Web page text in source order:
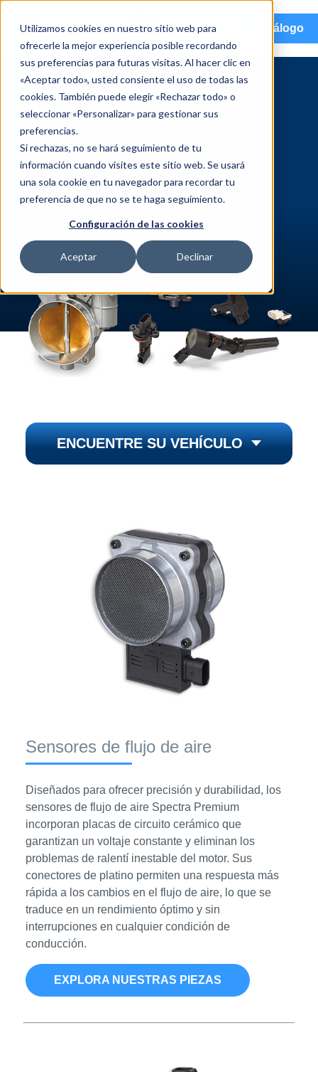
Utilizamos cookies en nuestro sitio web para
ofrecerle la mejor experiencia posible recordando
sus preferencias para futuras visitas. Al hacer clic en
«Aceptar todo», usted consiente el uso de todas las
cookies. También puede elegir «Rechazar todo» o
seleccionar «Personalizar» para gestionar sus
preferencias.
Si rechazas, no se hará seguimiento de tu
información cuando visites este sitio web. Se usará
una sola cookie en tu navegador para recordar tu
preferencia de que no se te haga seguimiento.
Configuración de las cookies
Aceptar Declinar
menu Catálogo
Gestión del
motor
Control más inteligente.
Potencia confiable.
ENCUENTRE SU VEHÍCULO
Sensores de flujo de aire
Diseñados para ofrecer precisión y durabilidad, los
sensores de flujo de aire Spectra Premium
incorporan placas de circuito cerámico que
garantizan un voltaje constante y eliminan los
problemas de ralentí inestable del motor. Sus
conectores de platino permiten una respuesta más
rápida a los cambios en el flujo de aire, lo que se
traduce en un rendimiento óptimo y sin
interrupciones en cualquier condición de
conducción.
EXPLORA NUESTRAS PIEZAS